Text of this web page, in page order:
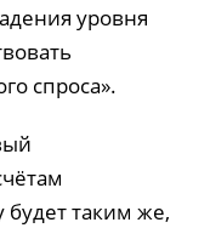
уровня
спроса».
будет таким же,